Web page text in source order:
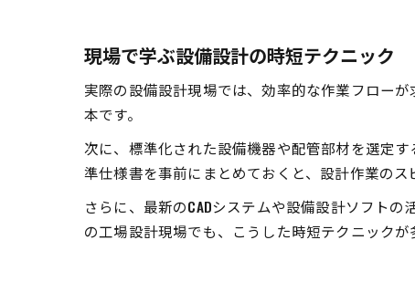
現場で学ぶ設備設計の時短テクニック
実際の設備設計現場では、効率的な作業フロー
本です。
次に、標準化された設備機器や配管部材を選定
準仕様書を事前にまとめておくと、設計作業のス
さらに、最新のCADシステムや設備設計ソフト
の工場設計現場でも、こうした時短テクニックが